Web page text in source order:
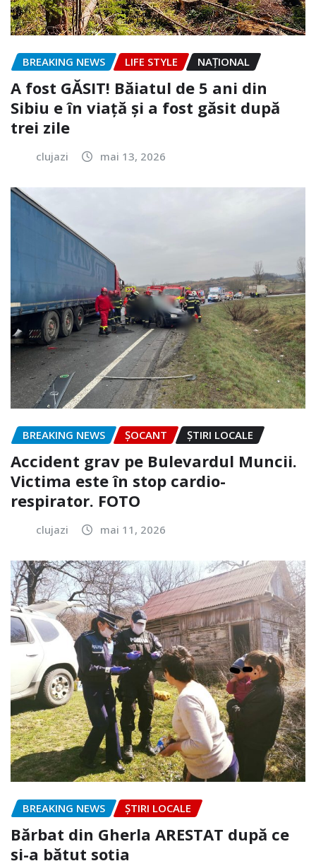
BREAKING NEWS LIFE STYLE NAŢIONAL
A fost GĂSIT! Băiatul de 5 ani din
Sibiu e în viață și a fost găsit după
trei zile
clujazi mai 13, 2026
BREAKING NEWS ȘOCANT ȘTIRI LOCALE
Accident grav pe Bulevardul Muncii.
Victima este în stop cardio-
respirator. FOTO
clujazi mai 11, 2026
BREAKING NEWS ȘTIRI LOCALE
Bărbat din Gherla ARESTAT după ce
și-a bătut soția